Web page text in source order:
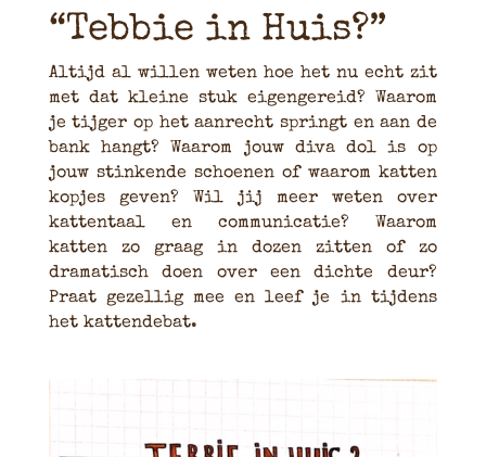
“Tebbie in Huis?”
Altijd al willen weten hoe het nu echt zit
met dat kleine stuk eigengereid? Waarom
je tijger op het aanrecht springt en aan de
bank hangt? Waarom jouw diva dol is op
jouw stinkende schoenen of waarom katten
kopjes geven? Wil jij meer weten over
kattentaal en communicatie? Waarom
katten zo graag in dozen zitten of zo
dramatisch doen over een dichte deur?
Praat gezellig mee en leef je in tijdens
het kattendebat.